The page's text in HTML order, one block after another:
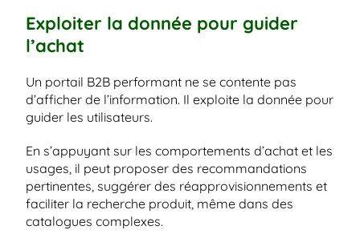
Exploiter la donnée pour guider
l’achat
Un portail B2B performant ne se contente pas
d’afficher de l’information. Il exploite la donnée pour
guider les utilisateurs.
En s’appuyant sur les comportements d’achat et les
usages, il peut proposer des recommandations
pertinentes, suggérer des réapprovisionnements et
faciliter la recherche produit, même dans des
catalogues complexes.